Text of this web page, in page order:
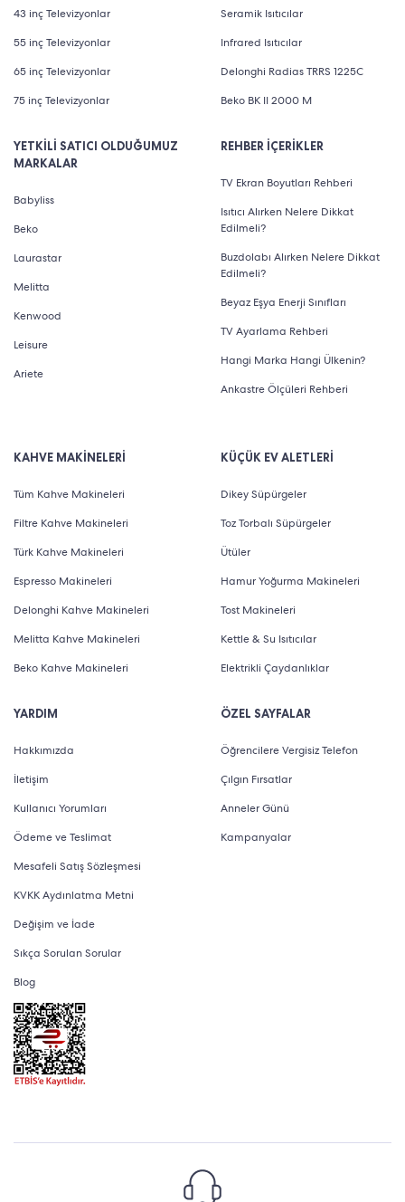
43 inç Televizyonlar
55 inç Televizyonlar
65 inç Televizyonlar
75 inç Televizyonlar
YETKİLİ SATICI OLDUĞUMUZ
MARKALAR
Babyliss
Beko
Laurastar
Melitta
Kenwood
Leisure
Ariete
Seramik Isıtıcılar
Infrared Isıtıcılar
Delonghi Radias TRRS 1225C
Beko BK II 2000 M
REHBER İÇERİKLER
TV Ekran Boyutları Rehberi
Isıtıcı Alırken Nelere Dikkat
Edilmeli?
Buzdolabı Alırken Nelere Dikkat
Edilmeli?
Beyaz Eşya Enerji Sınıfları
TV Ayarlama Rehberi
Hangi Marka Hangi Ülkenin?
Ankastre Ölçüleri Rehberi
KAHVE MAKİNELERİ
Tüm Kahve Makineleri
Filtre Kahve Makineleri
Türk Kahve Makineleri
Espresso Makineleri
Delonghi Kahve Makineleri
Melitta Kahve Makineleri
Beko Kahve Makineleri
YARDIM
Hakkımızda
İletişim
Kullanıcı Yorumları
Ödeme ve Teslimat
Mesafeli Satış Sözleşmesi
KVKK Aydınlatma Metni
Değişim ve İade
Sıkça Sorulan Sorular
Blog
KÜÇÜK EV ALETLERİ
Dikey Süpürgeler
Toz Torbalı Süpürgeler
Ütüler
Hamur Yoğurma Makineleri
Tost Makineleri
Kettle & Su Isıtıcılar
Elektrikli Çaydanlıklar
ÖZEL SAYFALAR
Öğrencilere Vergisiz Telefon
Çılgın Fırsatlar
Anneler Günü
Kampanyalar